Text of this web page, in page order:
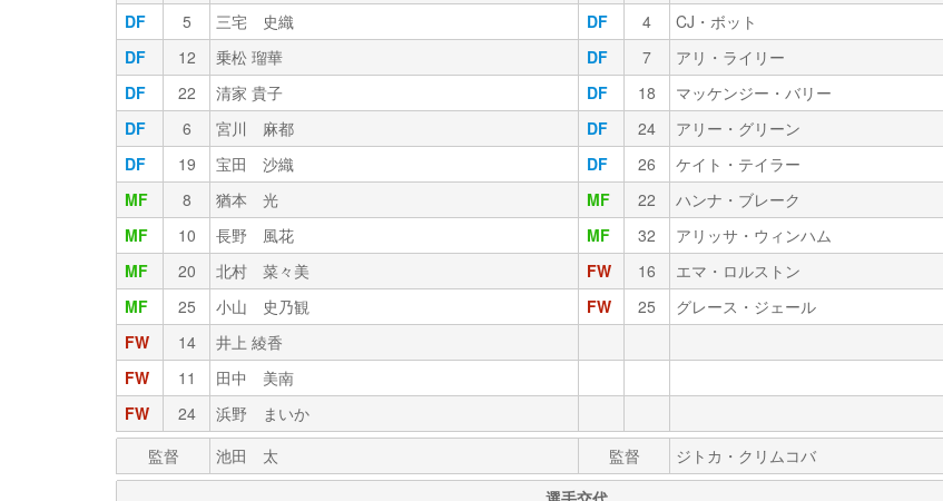
DF
5 三宅 史織 DF 4
CJ・ボット
DF
12 乗松 瑠華 DF 7
アリ・ライリー
DF
22 清家 貴子 DF 18
マッケンジー・バリー
DF
6 宮川 麻都 DF 24
アリー・グリーン
DF
19 宝田 沙織 DF 26
ケイト・テイラー
MF
8 猶本 光 MF 22
ハンナ・ブレーク
MF
10 長野 風花 MF 32
アリッサ・ウィンハム
MF
20 北村 菜々美 FW 16
エマ・ロルストン
MF
25 小山 史乃観 FW 25
グレース・ジェール
FW
14
井上 綾香
FW
11
田中 美南
FW
24
浜野 まいか
監督
池田 太 監督
ジトカ・クリムコバ